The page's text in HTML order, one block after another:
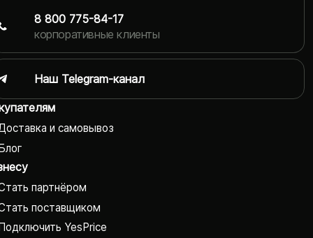
и самовывоз
партнёром
поставщиком
YesPrice
8 800 775-84-17
корпоративные клиенты
Наш Telegram-канал